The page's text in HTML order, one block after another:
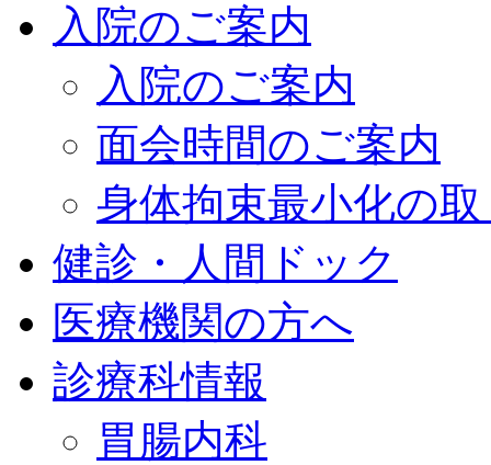
入院のご案内
入院のご案内
面会時間のご案内
身体拘束最小化の
健診・人間ドック
医療機関の方へ
診療科情報
胃腸内科